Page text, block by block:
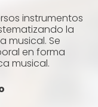
instrumentos
la
musical. Se
en forma
musical.